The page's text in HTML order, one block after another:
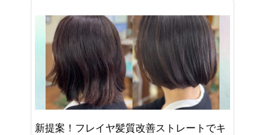
新提案！フレイヤ髪質改善ストレートでキ